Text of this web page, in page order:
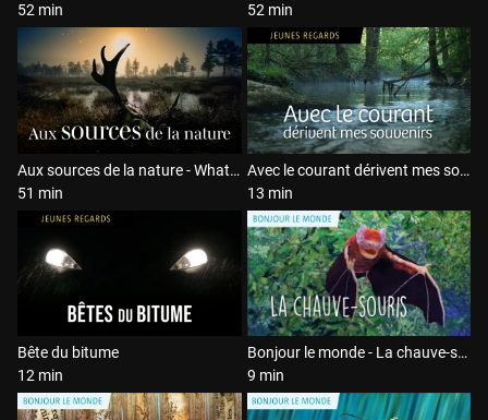
52 min
52 min
Aux sources de la nature - What is wilderness
51 min
Avec le courant dérivent mes souvenirs
13 min
Bête du bitume
12 min
Bonjour le monde - La chauve-souris
9 min